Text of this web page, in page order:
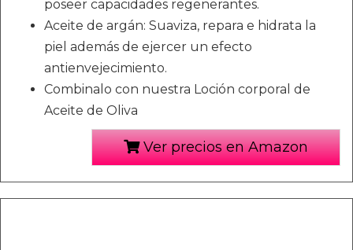
poseer capacidades regenerantes.
Aceite de argán: Suaviza, repara e hidrata la
piel además de ejercer un efecto
antienvejecimiento.
Combinalo con nuestra Loción corporal de
Aceite de Oliva
Ver precios en Amazon